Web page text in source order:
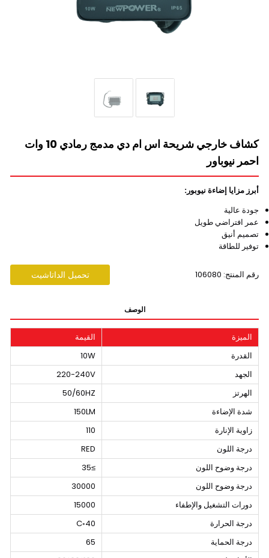
كشاف خارجي شريحة اس ام دي مدمج رمادي 10 وات
احمر نيوباور
أبرز مزايا إضاءة نيوبور:
جودة عالية
عمر افتراضي طويل
تصميم أنيق
توفير للطاقة
رقم المنتج: 106080 تحميل الداتاشيت
الوصف
الميزة
القيمة
القدرة
10W
الجهد
220-240V
الهرتز
50/60HZ
شدة الإضاءة
150LM
زاوية الإنارة
110
درجة اللون
RED
درجة وضوح اللون
≥35
درجة وضوح اللون
30000
دورات التشغيل والإطفاء
15000
درجة الحرارة
40◦C
درجة الحماية
65